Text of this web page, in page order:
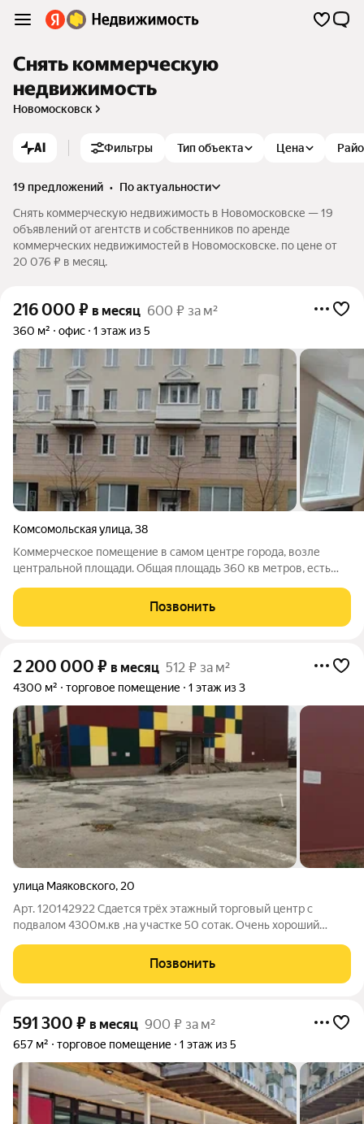
Снять коммерческую
недвижимость
Новомосковск
AI Фильтры Тип объекта Цена
19 предложений •
по актуальности
Снять коммерческую недвижимость в Новомосковске — 19
объявлений от агентств и собственников по аренде
коммерческих недвижимостей в Новомосковске. по цене от
20 076 ₽ в месяц.
216 000 ₽ в месяц 600 ₽ за м²
360 м² офис 1 этаж из 5
Комсомольская улица,38
Коммерческое помещение в самом центре города, возле
центральной площади. Общая площадь 360 кв метров, есть
на две стороны дома Два раздельных входа с улицы
Комсомольская Хороший пешеходный
Позвонить
2 200 000 ₽ в месяц 512 ₽ за м²
4300 м² торговое помещение 1 этаж из 3
улица Маяковского, 20
Арт. 120142922 Сдается трёх этажный торговый центр с
подвалом 4300м.кв ,на участке 50 сотак. Очень хороший
центральные. Большая автостоянка. Грузовой лифт имеется.
Возможна поэтажная аренда, от
Позвонить
591 300 ₽ в месяц 900 ₽ за м²
657 м² торговое помещение 1 этаж из 5